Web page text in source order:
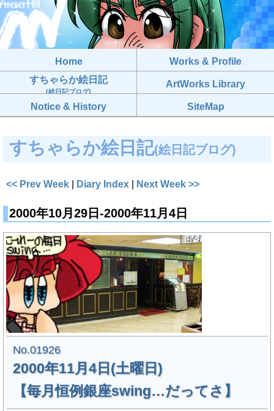
Home
Works & Profile
すちゃらか絵日記
(絵日記ブログ)
ArtWorks Library
Notice & History SiteMap
すちゃらか絵日記(絵日記ブログ)
<< Prev Week | Diary Index | Next Week >>
2000年10月29日-2000年11月4日
No.01926
2000年11月4日(土曜日)
【毎月恒例銀座swing…だってさ】